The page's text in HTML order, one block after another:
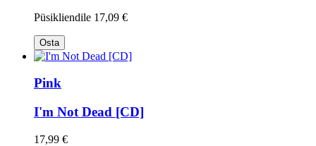
Püsikliendile 17,09 €
Osta
Pink
I'm Not Dead [CD]
17,99 €